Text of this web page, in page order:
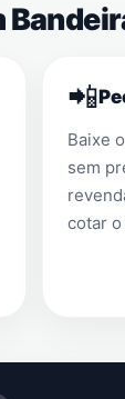
📲
Baixe
sem
cotar